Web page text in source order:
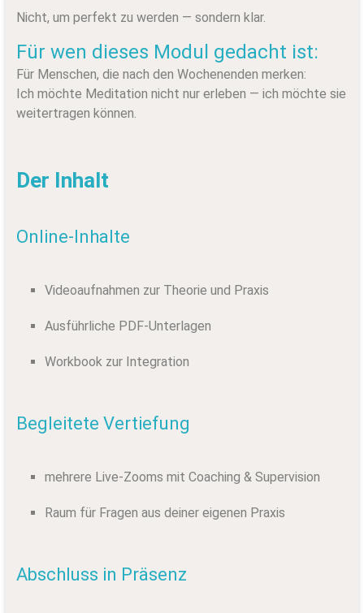
Nicht, um perfekt zu werden — sondern klar.
Für wen dieses Modul gedacht ist:
Für Menschen, die nach den Wochenenden merken:
Ich möchte Meditation nicht nur erleben — ich möchte sie
weitertragen können.
Der Inhalt
Online-Inhalte
Videoaufnahmen zur Theorie und Praxis
Ausführliche PDF-Unterlagen
Workbook zur Integration
Begleitete Vertiefung
mehrere Live-Zooms mit Coaching & Supervision
Raum für Fragen aus deiner eigenen Praxis
Abschluss in Präsenz